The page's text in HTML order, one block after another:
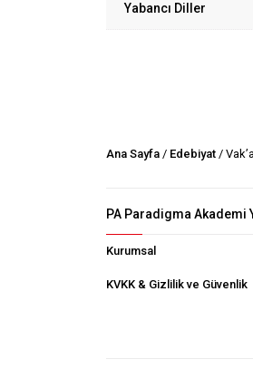
Yabancı Diller
Ana Sayfa / Edebiyat /
PA Paradigma Akademi
Kurumsal
KVKK & Gizlilik ve Güvenlik